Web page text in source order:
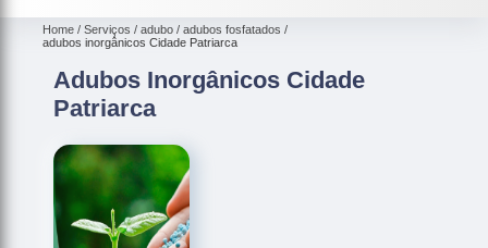
Home Serviços adubo
adubos fosfatados
adubos inorgânicos Cidade Patriarca
Adubos Inorgânicos Cidade
Patriarca